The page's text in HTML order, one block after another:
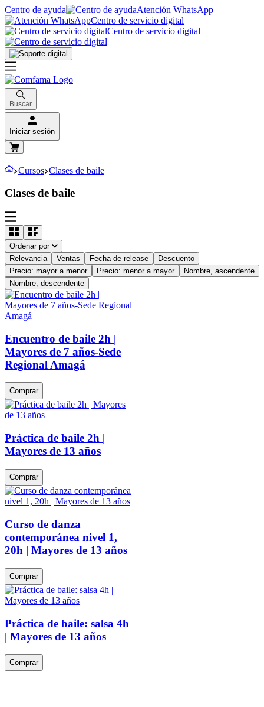
Centro de ayuda
Atención WhatsApp
Centro de servicio digital
Centro de servicio digital
Buscar
Iniciar sesión
Cursos Clases de baile
Clases de baile
Ordenar por
Relevancia
Ventas Fecha de release
Descuento
Precio: mayor a menor
Precio: menor a mayor
Nombre, ascendente
Nombre, descendente
Encuentro de baile 2h |
Mayores de 7 años-Sede
Regional Amagá
Comprar
Práctica de baile 2h |
Mayores de 13 años
Comprar
Curso de danza
contemporánea nivel 1,
20h | Mayores de 13 años
Comprar
Práctica de baile: salsa 4h
| Mayores de 13 años
Comprar